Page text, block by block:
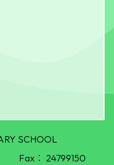
SCHOOL
Fax： 24799150